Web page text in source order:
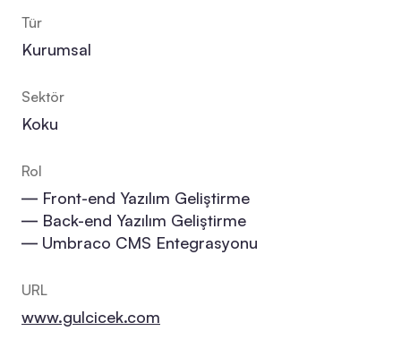
Tür
Kurumsal
Sektör
Koku
Rol
― Front-end Yazılım Geliştirme
― Back-end Yazılım Geliştirme
― Umbraco CMS Entegrasyonu
URL
www.gulcicek.com